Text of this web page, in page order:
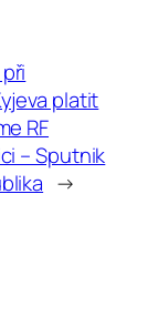
platit
RF
– Sputnik
→